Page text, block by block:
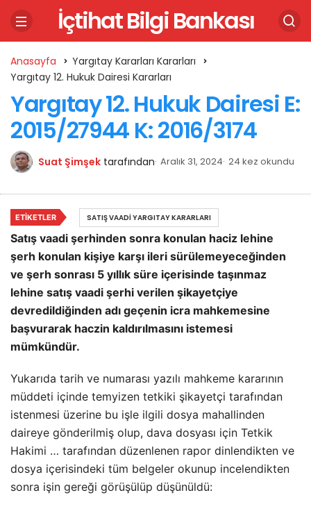
İçtihat Bilgi Bankası
Anasayfa
Yargıtay Kararları Kararları
Yargıtay 12. Hukuk Dairesi Kararları
Yargıtay 12. Hukuk Dairesi E:
2015/27944 K: 2016/3174
Suat Şimşek tarafından Aralık 31, 2024 24 kez okundu
Satış vaadi şerhinden sonra konulan haciz lehine
şerh konulan kişiye karşı ileri sürülemeyeceğinden
ve şerh sonrası 5 yıllık süre içerisinde taşınmaz
lehine satış vaadi şerhi verilen şikayetçiye
devredildiğinden adı geçenin icra mahkemesine
başvurarak haczin kaldırılmasını istemesi
mümkündür.
Yukarıda tarih ve numarası yazılı mahkeme kararının
müddeti içinde temyizen tetkiki şikayetçi tarafından
istenmesi üzerine bu işle ilgili dosya mahallinden
daireye gönderilmiş olup, dava dosyası için Tetkik
Hakimi … tarafından düzenlenen rapor dinlendikten ve
dosya içerisindeki tüm belgeler okunup incelendikten
sonra işin gereği görüşülüp düşünüldü:
ETIKETLER SATIŞ VAADI YARGITAY KARARLARI